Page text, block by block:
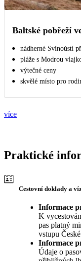
Baltské pobřeží
nádherné Svinoústí
pláže s Modrou
výtečné ceny
skvělé místo pro
více
Praktické
Cestovní doklady a
Informace
K
pas platný
vstupu
Informace
Údaje o